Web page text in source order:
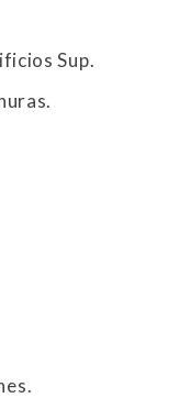
Sup.